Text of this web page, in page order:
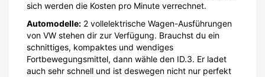
sich werden die Kosten pro Minute verrechnet.
Automodelle: 2 vollelektrische Wagen-Ausführungen
von VW stehen dir zur Verfügung. Brauchst du ein
schnittiges, kompaktes und wendiges
Fortbewegungsmittel, dann wähle den ID.3. Er ladet
auch sehr schnell und ist deswegen nicht nur perfekt